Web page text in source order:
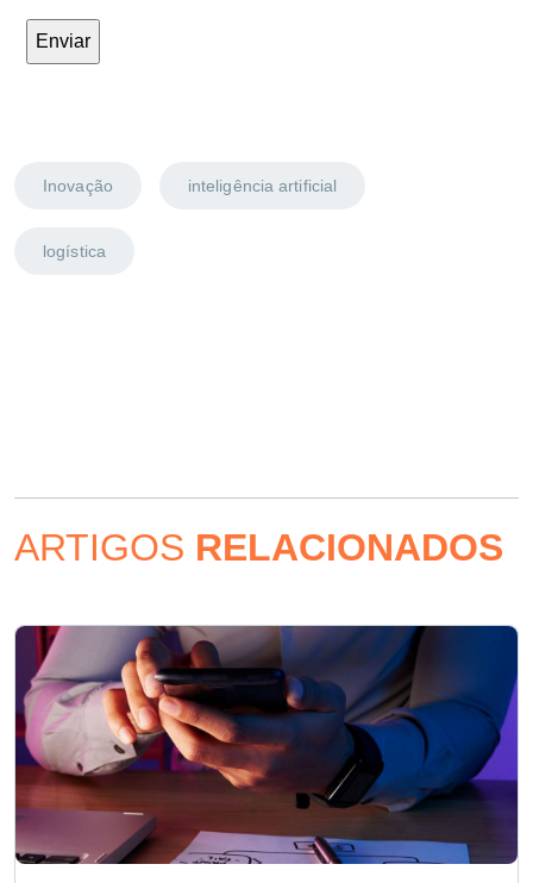
Inovação inteligência artificial
logística
ARTIGOS RELACIONADOS